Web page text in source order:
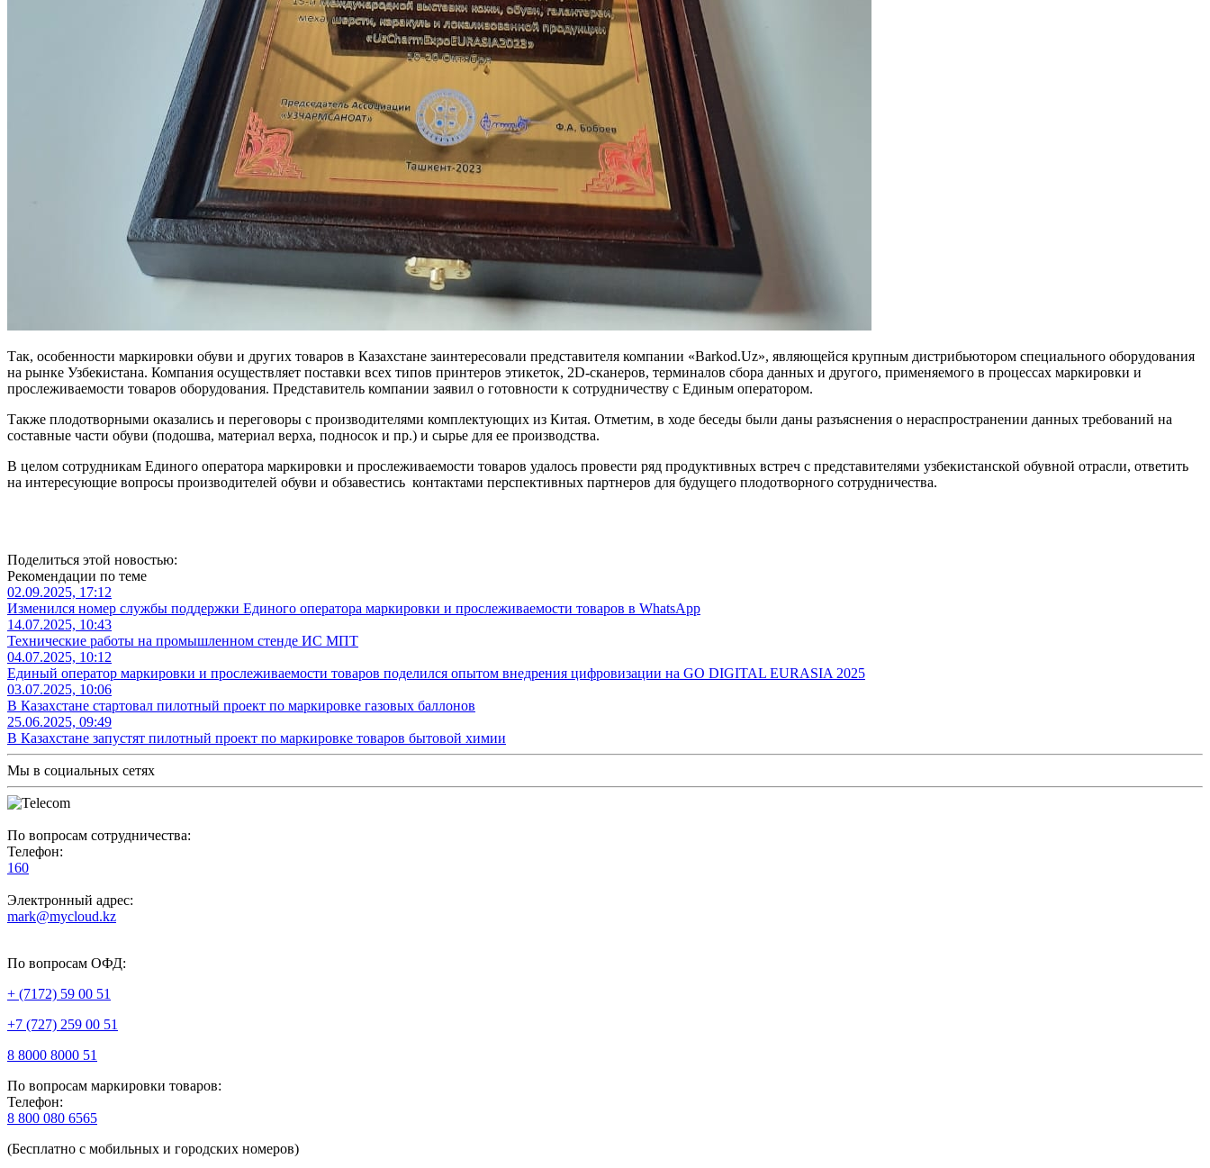
Так, особенности маркировки обуви и других товаров в Казахстане заинтересовали представителя компании «Barkod.Uz», являющейся крупным дистрибьютором специального оборудования
на рынке Узбекистана. Компания осуществляет поставки всех типов принтеров этикеток, 2D-сканеров, терминалов сбора данных и другого, применяемого в процессах маркировки и
прослеживаемости товаров оборудования. Представитель компании заявил о готовности к сотрудничеству с Единым оператором.
Также плодотворными оказались и переговоры с производителями комплектующих из Китая. Отметим, в ходе беседы были даны разъяснения о нераспространении данных требований на
составные части обуви (подошва, материал верха, подносок и пр.) и сырье для ее производства.
В целом сотрудникам Единого оператора маркировки и прослеживаемости товаров удалось провести ряд продуктивных встреч с представителями узбекистанской обувной отрасли, ответить
на интересующие вопросы производителей обуви и обзавестись контактами перспективных партнеров для будущего плодотворного сотрудничества.
Поделиться этой новостью:
Рекомендации по теме
02.09.2025, 17:12
Изменился номер службы поддержки Единого оператора маркировки и прослеживаемости товаров в WhatsApp
14.07.2025, 10:43
Технические работы на промышленном стенде ИС МПТ
04.07.2025, 10:12
Единый оператор маркировки и прослеживаемости товаров поделился опытом внедрения цифровизации на GO DIGITAL EURASIA 2025
03.07.2025, 10:06
В Казахстане стартовал пилотный проект по маркировке газовых баллонов
25.06.2025, 09:49
В Казахстане запустят пилотный проект по маркировке товаров бытовой химии
Мы в социальных сетях
По вопросам сотрудничества:
Телефон:
160
Электронный адрес:
mark@mycloud.kz
По вопросам ОФД:
+ (7172) 59 00 51
+7 (727) 259 00 51
8 8000 8000 51
По вопросам маркировки товаров:
Телефон:
8 800 080 6565
(Бесплатно с мобильных и городских номеров)